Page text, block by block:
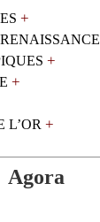
+
+
+
L’OR +
Agora